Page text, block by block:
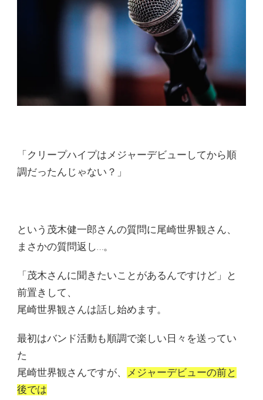
「クリープハイプはメジャーデビューしてから順
調だったんじゃない？」
という茂木健一郎さんの質問に尾崎世界観さん、
まさかの質問返し…。
「茂木さんに聞きたいことがあるんですけど」と
前置きして、
尾崎世界観さんは話し始めます。
最初はバンド活動も順調で楽しい日々を送ってい
た
尾崎世界観さんですが、
メジャーデビューの前と
後では